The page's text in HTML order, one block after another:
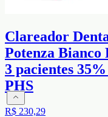
Clareador
Potenza Bianco
3 pacientes
PHS
R$ 230,29